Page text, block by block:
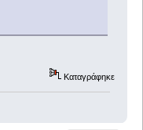
Καταγράφηκε